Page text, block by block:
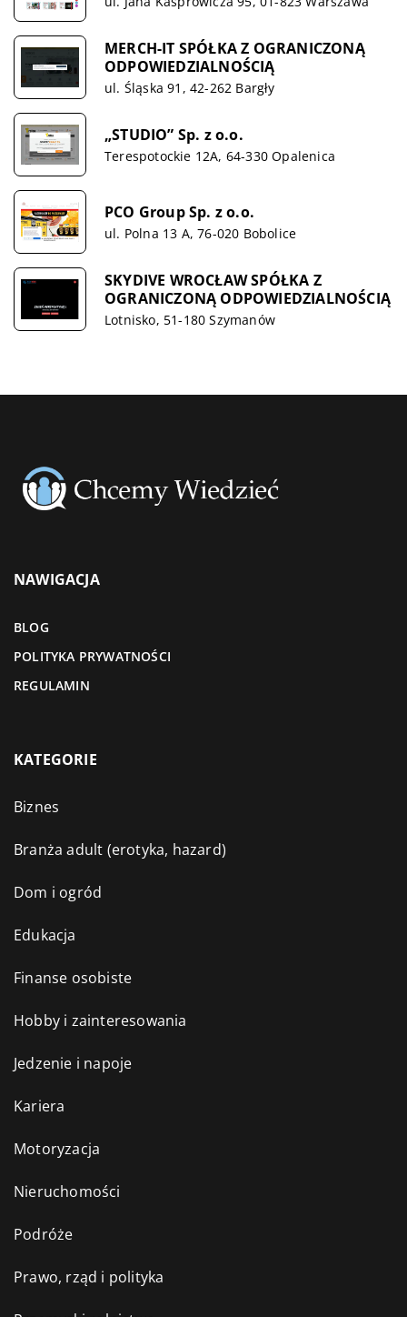
MERCH-IT SPÓŁKA Z OGRANICZONĄ
ODPOWIEDZIALNOŚCIĄ
ul. Śląska 91, 42-262 Bargły
„STUDIO” Sp. z o.o.
Terespotockie 12A, 64-330 Opalenica
PCO Group Sp. z o.o.
ul. Polna 13 A, 76-020 Bobolice
SKYDIVE WROCŁAW SPÓŁKA Z
OGRANICZONĄ ODPOWIEDZIALNOŚCIĄ
Lotnisko, 51-180 Szymanów
NAWIGACJA
BLOG
POLITYKA PRYWATNOŚCI
REGULAMIN
KATEGORIE
Biznes
Branża adult (erotyka, hazard)
Dom i ogród
Edukacja
Finanse osobiste
Hobby i zainteresowania
Jedzenie i napoje
Kariera
Motoryzacja
Nieruchomości
Podróże
Prawo, rząd i polityka